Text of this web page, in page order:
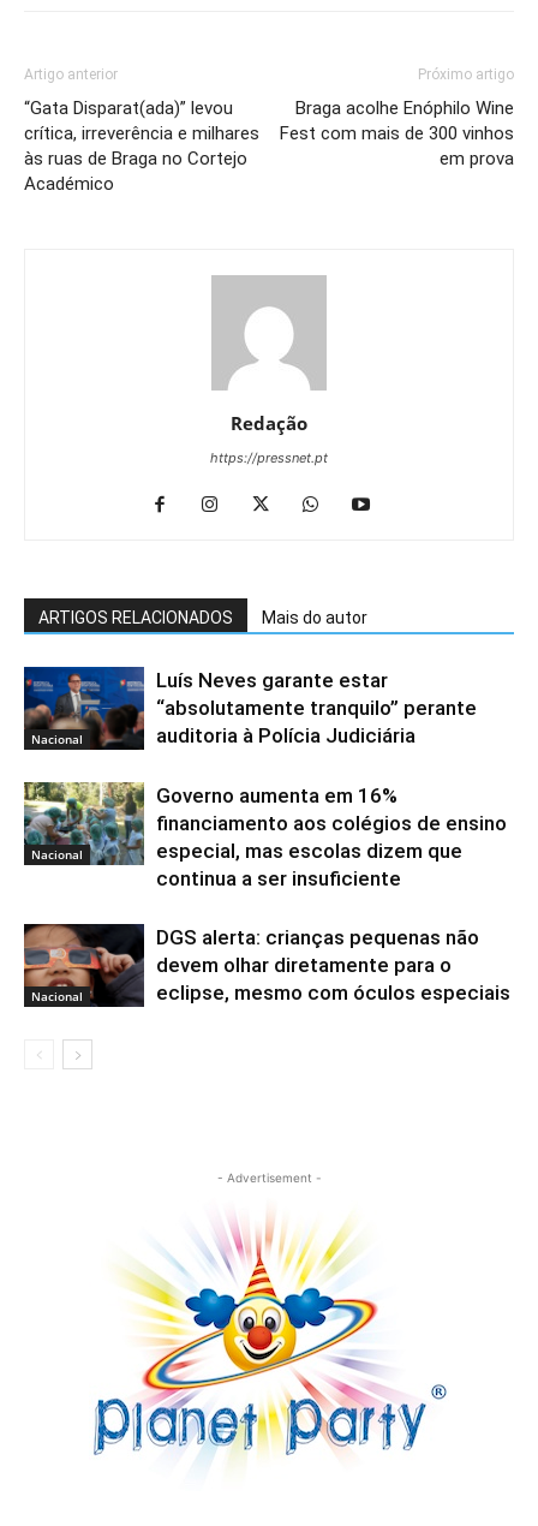
Artigo anterior
“Gata Disparat(ada)” levou
crítica, irreverência e milhares
às ruas de Braga no Cortejo
Académico
Próximo artigo
Braga acolhe Enóphilo Wine
Fest com mais de 300 vinhos
em prova
Redação
https://pressnet.pt
ARTIGOS RELACIONADOS Mais do autor
Nacional
Luís Neves garante estar
“absolutamente tranquilo” perante
auditoria à Polícia Judiciária
Nacional
Governo aumenta em 16%
financiamento aos colégios de ensino
especial, mas escolas dizem que
continua a ser insuficiente
Nacional
DGS alerta: crianças pequenas não
devem olhar diretamente para o
eclipse, mesmo com óculos especiais
- Advertisement -